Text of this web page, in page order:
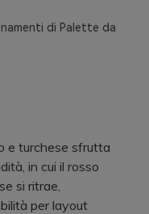
di Palette da
e turchese sfrutta
in cui il rosso
si ritrae,
per layout